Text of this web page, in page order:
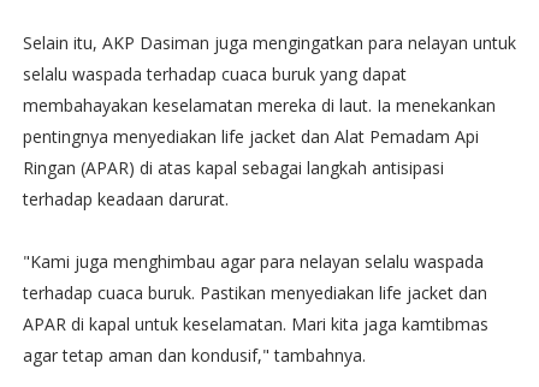
Selain itu, AKP Dasiman juga mengingatkan para nelayan untuk
selalu waspada terhadap cuaca buruk yang dapat
membahayakan keselamatan mereka di laut. Ia menekankan
pentingnya menyediakan life jacket dan Alat Pemadam Api
Ringan (APAR) di atas kapal sebagai langkah antisipasi
terhadap keadaan darurat.
"Kami juga menghimbau agar para nelayan selalu waspada
terhadap cuaca buruk. Pastikan menyediakan life jacket dan
APAR di kapal untuk keselamatan. Mari kita jaga kamtibmas
agar tetap aman dan kondusif," tambahnya.